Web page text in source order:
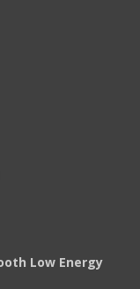
Low Energy